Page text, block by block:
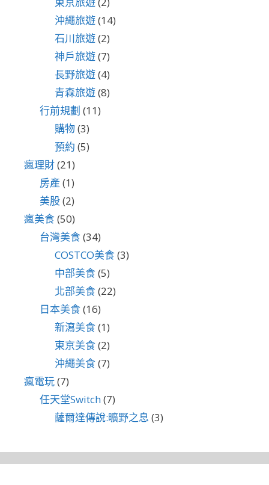
沖繩旅遊(14)
石川旅遊(2)
神戶旅遊(7)
長野旅遊(4)
青森旅遊(8)
行前規劃 (11)
購物(3)
預約 (5)
瘋理財(21)
房產 (1)
美股(2)
瘋美食(50)
台灣美食(34)
COSTCO美食(3)
中部美食(5)
北部美食(22)
日本美食(16)
新瀉美食(1)
東京美食(2)
沖繩美食(7)
瘋電玩(7)
任天堂Switch(7)
薩爾達傳說:曠野之息 (3)